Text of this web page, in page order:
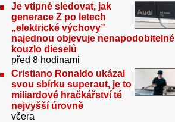
Je vtipné sledovat, jak
generace Z po letech
„elektrické výchovy”
najednou objevuje nenapodobitelné
kouzlo dieselů
před 8 hodinami
Cristiano Ronaldo ukázal
svou sbírku superaut, je to
miliardové hračkářství té
nejvyšší úrovně
včera